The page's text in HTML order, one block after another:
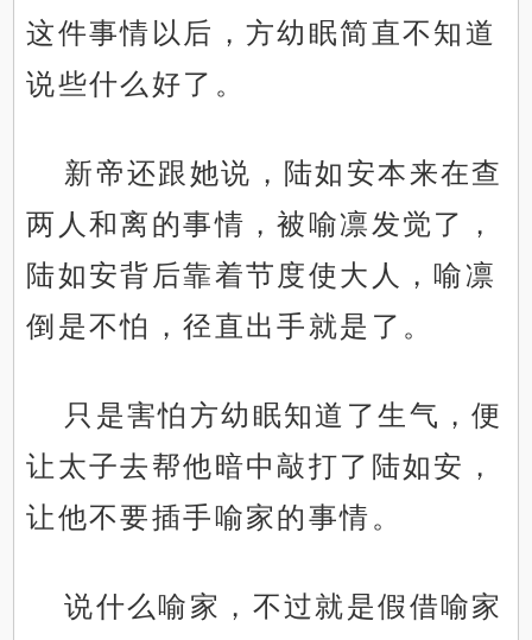
这件事情以后，方幼眠简直不知道
说些什么好了。
新帝还跟她说，陆如安本来在查
两人和离的事情，被喻凛发觉了，
陆如安背后靠着节度使大人，喻凛
倒是不怕，径直出手就是了。
只是害怕方幼眠知道了生气，便
让太子去帮他暗中敲打了陆如安，
让他不要插手喻家的事情。
说什么喻家，不过就是假借喻家